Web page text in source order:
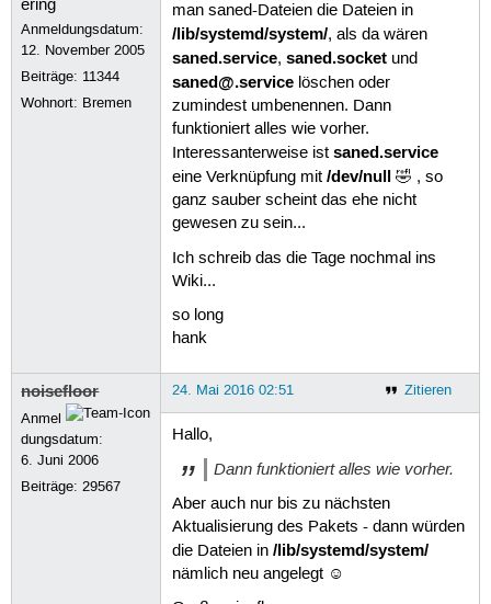
Anmeldungsdatum:
12. November 2005
Beiträge: 11344
Wohnort: Bremen
man saned-Dateien die Dateien in
/lib/systemd/system/, als da wären
saned.service, saned.socketund
saned@.servicelöschen oder
zumindest umbenennen. Dann
funktioniert alles wie vorher.
Interessanterweise ist saned.service
eine Verknüpfung mit /dev/null🤣 , so
ganz sauber scheint das ehe nicht
gewesen zu sein...
Ich schreib das die Tage nochmal ins
Wiki...
so long
hank
noisefloor
Anmel
dungsdatum:
6. Juni 2006
Beiträge:29567
Zitieren
24. Mai 2016 02:51
Hallo,
Dann funktioniert alles wie vorher.
Aber auch nur bis zu nächsten
Aktualisierung des Pakets - dann würden
die Dateien in /lib/systemd/system/
nämlich neu angelegt ☺